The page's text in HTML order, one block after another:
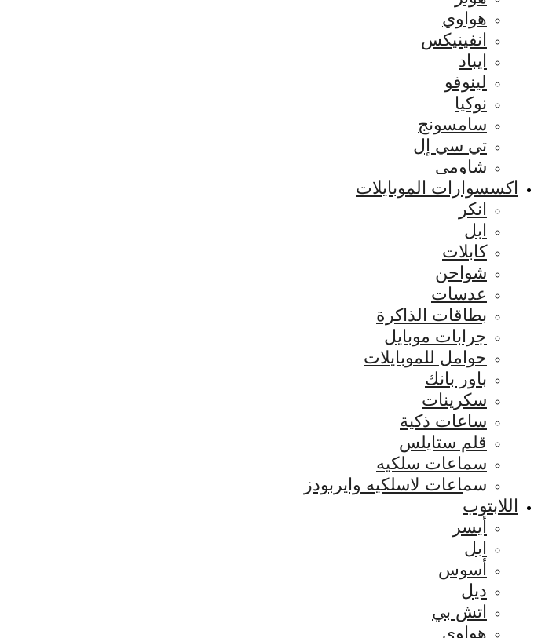
هواوي
انفينيكس
ايباد
لينوفو
نوكيا
سامسونج
تي سي إل
شاومي
اكسسوارات الموبايلات
انكر
ابل
كابلات
شواحن
عدسات
بطاقات الذاكرة
جرابات موبايل
حوامل للموبايلات
باور بانك
سكرينات
ساعات ذكية
قلم ستايلس
سماعات سلكيه
سماعات لاسلكيه وايربودز
اللابتوب
أيسر
ابل
أسوس
ديل
اتش بي
هواوي